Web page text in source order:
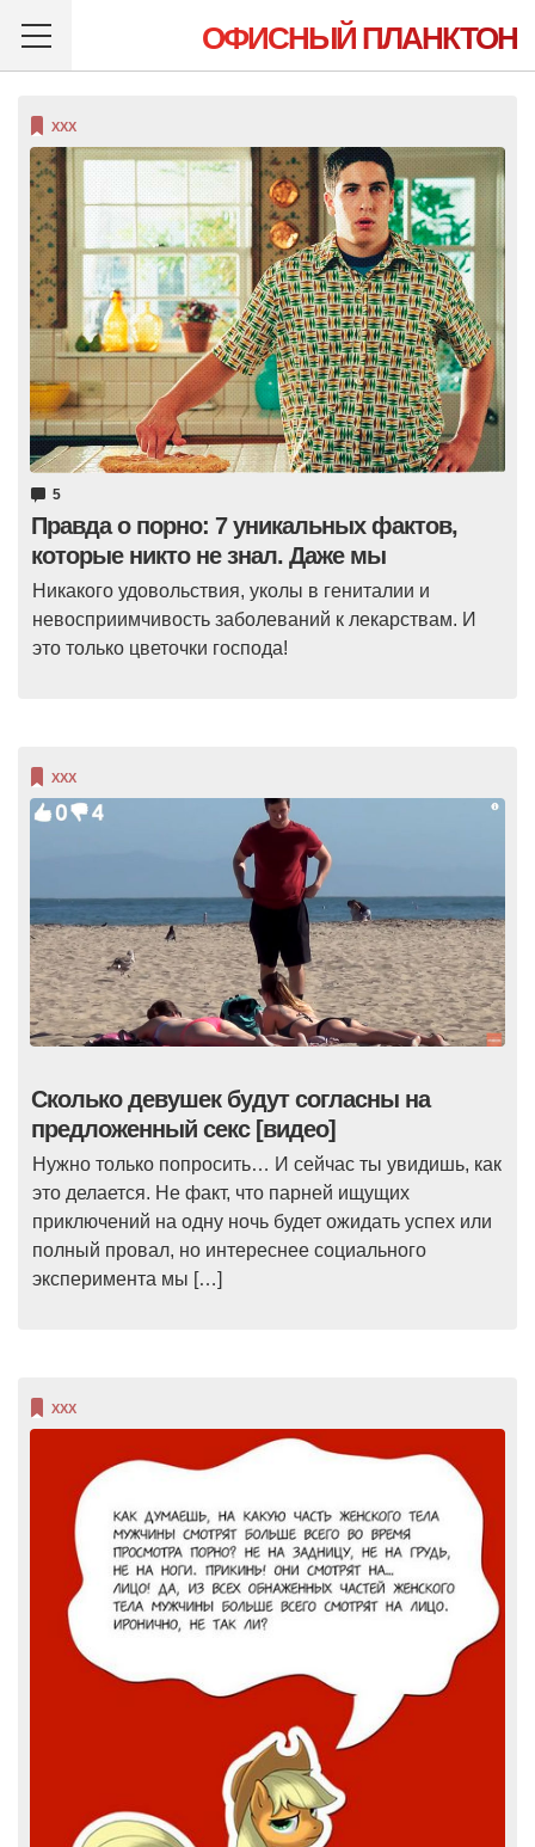
ОФИСНЫЙ ПЛАНКТОН
XXX
5
Правда о порно: 7 уникальных фактов,
которые никто не знал. Даже мы
Никакого удовольствия, уколы в гениталии и
невосприимчивость заболеваний к лекарствам. И
это только цветочки господа!
XXX
Сколько девушек будут согласны на
предложенный секс [видео]
Нужно только попросить… И сейчас ты увидишь, как
это делается. Не факт, что парней ищущих
приключений на одну ночь будет ожидать успех или
полный провал, но интереснее социального
эксперимента мы […]
XXX